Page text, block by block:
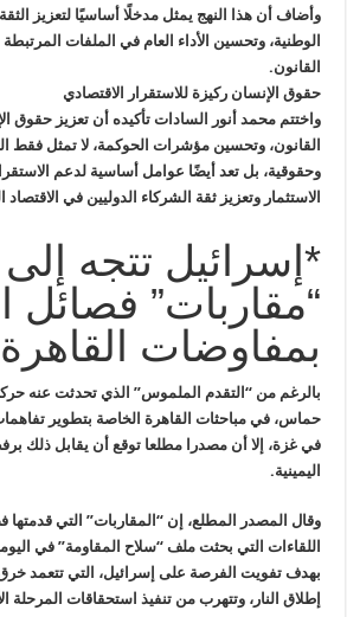
وأضاف أن هذا النهج يمثل مدخلًا أساسيًا لتعزيز
الوطنية، وتحسين الأداء العام في الملفات
القانون.
حقوق الإنسان ركيزة للاستقرار الاقتصادي
واختتم محمد أنور السادات تأكيده أن تعزيز حقوق
القانون، وتحسين مؤشرات الحوكمة، لا تمثل فقط
وحقوقية، بل تعد أيضًا عوامل أساسية لدعم
الاستثمار وتعزيز ثقة الشركاء الدوليين في
*إسرائيل تتجه
“مقاربات” فصائل
بمفاوضات القاهرة
بالرغم من “التقدم الملموس” الذي تحدثت عنه حركة
حماس، في مباحثات القاهرة الخاصة بتطوير
في غزة، إلا أن مصدرا مطلعا توقع أن يقابل ذلك
اليمينية.
وقال المصدر المطلع، إن “المقاربات” التي قدمتها
اللقاءات التي بحثت ملف “سلاح المقاومة” في
بهدف تفويت الفرصة على إسرائيل، التي تتعمد
إطلاق النار، وتتهرب من تنفيذ استحقاقات المرحلة